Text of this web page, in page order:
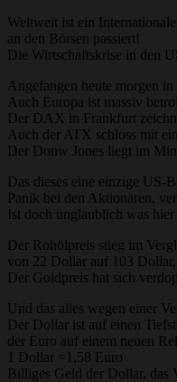
Weltweit ist ein
an den Börsen passiert!
Die Wirtschaftskrise in den
Angefangen heute morgen
Auch Europa ist massiv
Der DAX in Frankfurt
Auch der ATX schloss mit
Der Donw Jones liegt im
Das dieses eine einzige US-
Panik bei den Aktionären,
Ist doch unglaublich was hier
Der Rohölpreis stieg im
von 22 Dollar auf 103
Der Goldpreis hat sich
Und das alles wegen einer
Der Dollar ist auf einen
der Euro auf einem neuen
1 Dollar =1,58 Euro
Billiges Geld der Dollar, das